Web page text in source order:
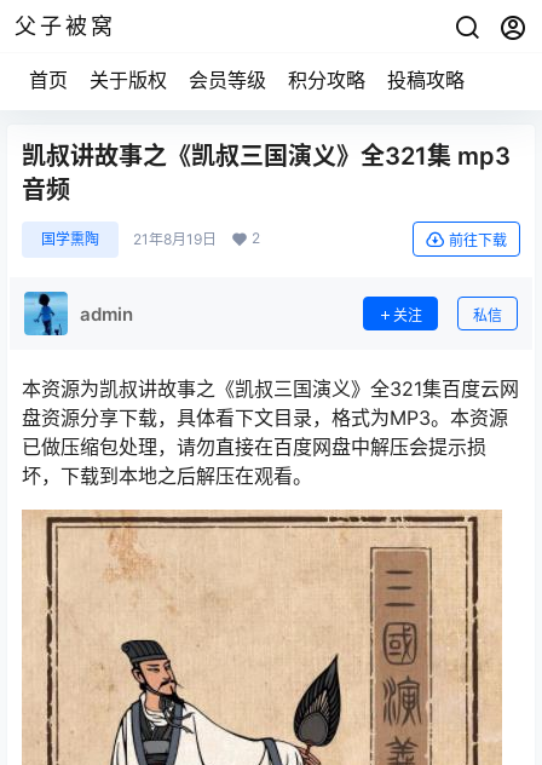
父子被窝
首页 关于版权 会员等级 积分攻略 投稿攻略
凯叔讲故事之《凯叔三国演义》全321集 mp3
音频
国学熏陶 21年8月19日 2 前往下载
admin 关注 私信
本资源为凯叔讲故事之《凯叔三国演义》全321集百度云网
盘资源分享下载，具体看下文目录，格式为MP3。本资源
已做压缩包处理，请勿直接在百度网盘中解压会提示损
坏，下载到本地之后解压在观看。